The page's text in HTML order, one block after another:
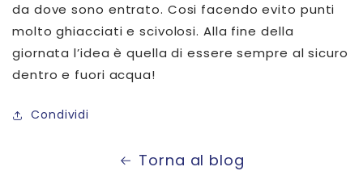
da dove sono entrato. Cosi facendo evito punti
molto ghiacciati e scivolosi. Alla fine della
giornata l’idea è quella di essere sempre al sicuro
dentro e fuori acqua!
Condividi
Torna al blog